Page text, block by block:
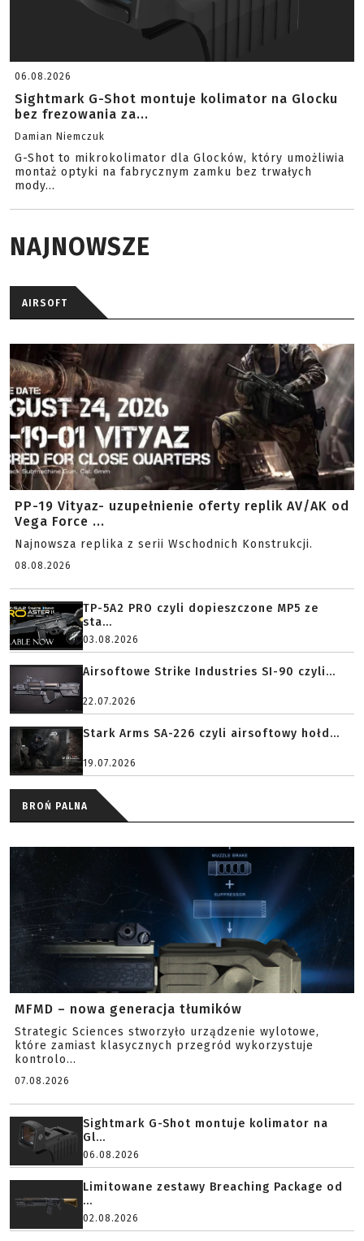
06.08.2026
Sightmark G-Shot montuje kolimator na Glocku
bez frezowania za...
Damian Niemczuk
G-Shot to mikrokolimator dla Glocków, który umożliwia
montaż optyki na fabrycznym zamku bez trwałych
mody...
NAJNOWSZE
AIRSOFT
PP-19 Vityaz- uzupełnienie oferty replik AV/AK od
Vega Force ...
Najnowsza replika z serii Wschodnich Konstrukcji.
08.08.2026
TP-5A2 PRO czyli dopieszczone MP5 ze
sta...
03.08.2026
Airsoftowe Strike Industries SI-90 czyli...
22.07.2026
Stark Arms SA-226 czyli airsoftowy hołd...
19.07.2026
BROŃ PALNA
MFMD – nowa generacja tłumików
Strategic Sciences stworzyło urządzenie wylotowe,
które zamiast klasycznych przegród wykorzystuje
kontrolo...
07.08.2026
Sightmark G-Shot montuje kolimator na
Gl...
06.08.2026
Limitowane zestawy Breaching Package od
...
02.08.2026